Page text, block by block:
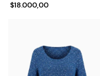
$18.000,00